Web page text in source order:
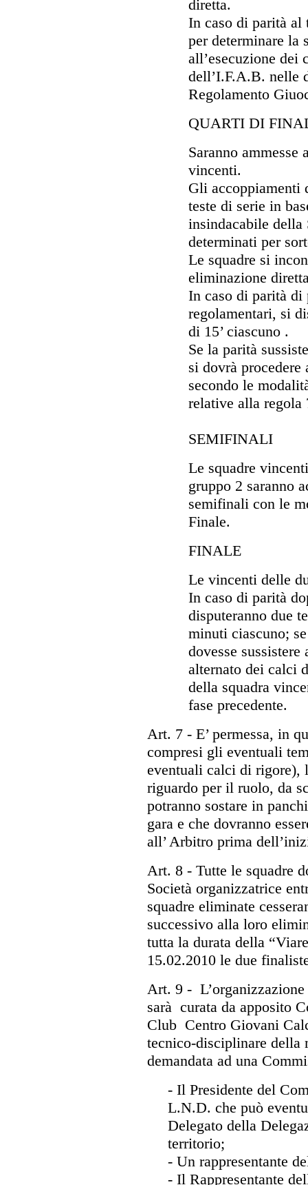
diretta.
In caso di parità al
per determinare la
all’esecuzione dei
dell’I.F.A.B. nelle
Regolamento
QUARTI DI
Saranno
vincenti.
Gli
teste di serie in
insindacabile della
determinati per
Le squadre si
eliminazione
In caso di parità di
regolamentari, si
di 15’ ciascuno .
Se la parità
si dovrà
secondo le
relative alla regola
SEMIFINALI
Le squadre
gruppo 2 saranno
semifinali con le
Finale.
FINALE
Le vincenti delle
In caso di parità
disputeranno due
minuti ciascuno;
dovesse
alternato dei calci
della squadra
fase precedente.
Art. 7 - E’ permessa, in
compresi gli eventuali
eventuali calci di rigore),
riguardo per il ruolo, da
potranno sostare in
gara e che dovranno
all’ Arbitro prima
Art. 8 - Tutte le squadre
Società organizzatrice
squadre eliminate
successivo alla loro
tutta la durata della
15.02.2010 le due
Art. 9 -
sarà curata da apposito
Club Centro Giovani
tecnico-disciplinare della
demandata ad una
- Il Presidente del
L.N.D. che può
Delegato della
territorio;
- Un rappresentante
- Il Rappresentante